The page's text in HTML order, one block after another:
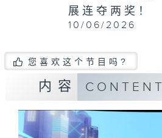
展连夺两奖！
10/06/2026
您喜欢这个节目吗?
内容 CONTENT